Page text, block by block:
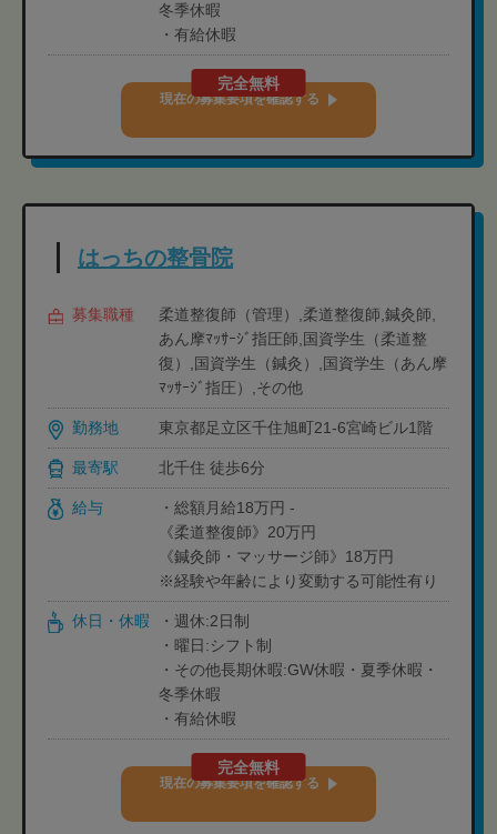
冬季休暇
・有給休暇
完全無料
現在の募集要項を確認する
はっちの整骨院
募集職種
柔道整復師（管理）,柔道整復師,鍼灸師,
あん摩ﾏｯｻｰｼﾞ指圧師,国資学生（柔道整
復）,国資学生（鍼灸）,国資学生（あん摩
ﾏｯｻｰｼﾞ指圧）,その他
勤務地 東京都足立区千住旭町21-6宮崎ビル1階
最寄駅 北千住 徒歩6分
給与
・総額月給18万円 -
《柔道整復師》20万円
《鍼灸師・マッサージ師》18万円
※経験や年齢により変動する可能性有り
休日・休暇
・週休:2日制
・曜日:シフト制
・その他長期休暇:GW休暇・夏季休暇・
冬季休暇
・有給休暇
完全無料
現在の募集要項を確認する